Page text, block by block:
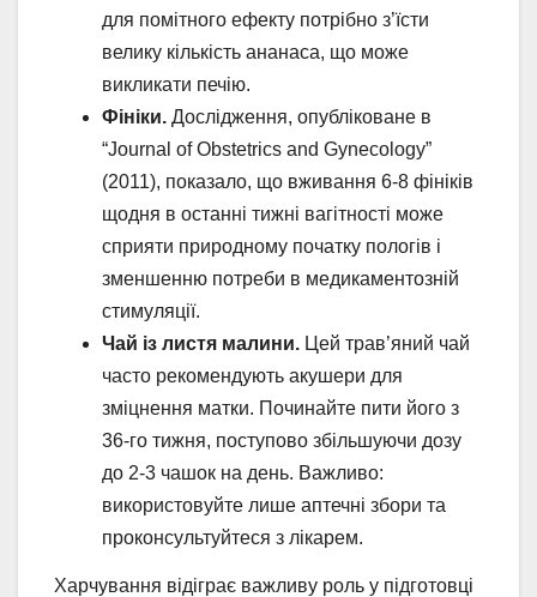
для помітного ефекту потрібно з’їсти
велику кількість ананаса, що може
викликати печію.
Фініки. Дослідження, опубліковане в
“Journal of Obstetrics and Gynecology”
(2011), показало, що вживання 6-8 фініків
щодня в останні тижні вагітності може
сприяти природному початку пологів і
зменшенню потреби в медикаментозній
стимуляції.
Чай із листя малини. Цей трав’яний чай
часто рекомендують акушери для
зміцнення матки. Починайте пити його з
36-го тижня, поступово збільшуючи дозу
до 2-3 чашок на день. Важливо:
використовуйте лише аптечні збори та
проконсультуйтеся з лікарем.
Харчування відіграє важливу роль у підготовці